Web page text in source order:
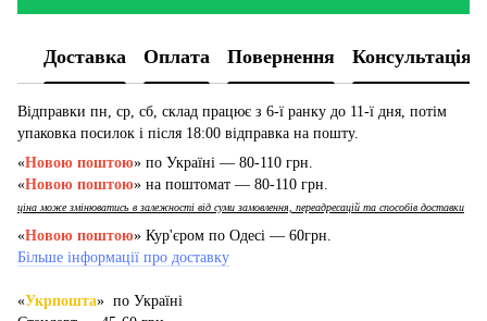
Доставка Оплата Повернення Консультація
Відправки пн, ср, сб, склад працює з 6-ї ранку до 11-ї дня, потім
упаковка посилок і після 18:00 відправка на пошту.
«Новою поштою» по Україні — 80-110 грн.
«Новою поштою» на поштомат — 80-110 грн.
ціна може змінюватись в залежності від суми замовлення, переадресацій та способів доставки
«Новою поштою» Кур'єром по Одесі — 60грн.
Більше інформації про доставку
«Укрпошта» по Україні